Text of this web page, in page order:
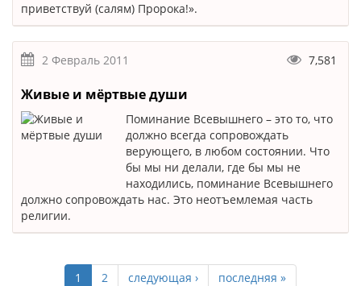
приветствуй (салям) Пророка!».
2 Февраль 2011 7,581
Живые и мёртвые души
Поминание Всевышнего – это то, что
должно всегда сопровождать
верующего, в любом состоянии. Что
бы мы ни делали, где бы мы не
находились, поминание Всевышнего
должно сопровождать нас. Это неотъемлемая часть
религии.
1 2 следующая › последняя »